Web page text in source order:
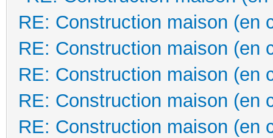
RE: Construction maison (en
RE: Construction maison (en
RE: Construction maison (en
RE: Construction maison (en
RE: Construction maison (en